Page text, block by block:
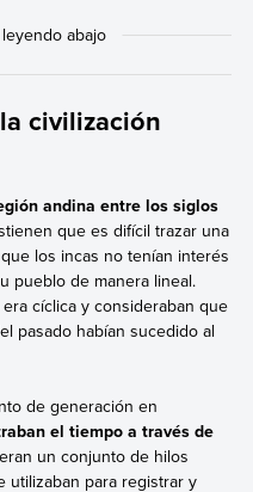
civilización
andina entre los siglos
que es difícil trazar una
los incas no tenían interés
pueblo de manera lineal.
cíclica y consideraban que
pasado habían sucedido al
de generación en
el tiempo a través de
un conjunto de hilos
utilizaban para registrar y